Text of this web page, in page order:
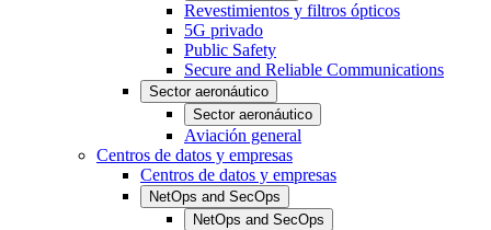
Revestimientos y filtros ópticos
5G privado
Public Safety
Secure and Reliable Communications
Sector aeronáutico
Sector aeronáutico
Aviación general
Centros de datos y empresas
Centros de datos y empresas
NetOps and SecOps
NetOps and SecOps